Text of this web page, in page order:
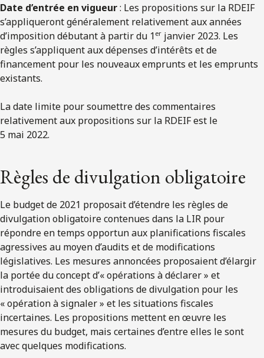
Date d’entrée en vigueur: Les propositions sur la RDEIF
s’appliqueront généralement relativement aux années
d’imposition débutant à partir du 1 er janvier 2023. Les
règles s’appliquent aux dépenses d’intérêts et de
financement pour les nouveaux emprunts et les emprunts
existants.
La date limite pour soumettre des commentaires
relativement aux propositions sur la RDEIF est le
5 mai 2022.
Règles de divulgation obligatoire
Le budget de 2021 proposait d’étendre les règles de
divulgation obligatoire contenues dans la LIR pour
répondre en temps opportun aux planifications fiscales
agressives au moyen d’audits et de modifications
législatives. Les mesures annoncées proposaient d’élargir
la portée du concept d’« opérations à déclarer » et
introduisaient des obligations de divulgation pour les
« opération à signaler » et les situations fiscales
incertaines. Les propositions mettent en œuvre les
mesures du budget, mais certaines d’entre elles le sont
avec quelques modifications.